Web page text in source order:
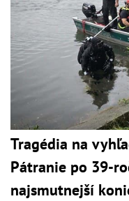
Tragédia na
Pátranie po 39-
najsmutnejší